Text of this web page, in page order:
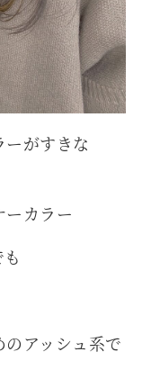
がすきな
カラー
アッシュ系で